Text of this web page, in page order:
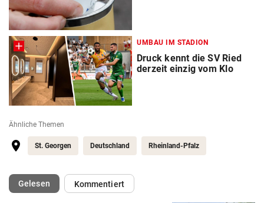
UMBAU IM STADION
Druck kennt die SV Ried
derzeit einzig vom Klo
Ähnliche Themen
St. Georgen Deutschland Rheinland-Pfalz
Gelesen(ausgewählt)Kommentiert